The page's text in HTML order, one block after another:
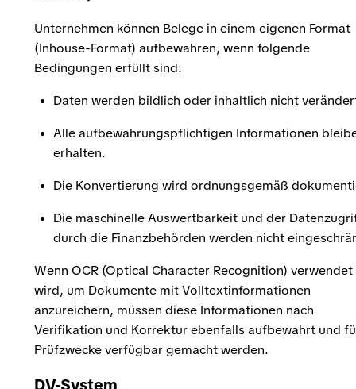
Unternehmen können Belege in einem eigenen Format
(Inhouse-Format) aufbewahren, wenn folgende
Bedingungen erfüllt sind:
Daten werden bildlich oder inhaltlich nicht
Alle aufbewahrungspflichtigen Informationen
erhalten.
Die Konvertierung wird ordnungsgemäß
Die maschinelle Auswertbarkeit und der
durch die Finanzbehörden werden nicht
Wenn OCR (Optical Character Recognition) verwendet
wird, um Dokumente mit Volltextinformationen
anzureichern, müssen diese Informationen nach
Verifikation und Korrektur ebenfalls aufbewahrt und
Prüfzwecke verfügbar gemacht werden.
DV-System